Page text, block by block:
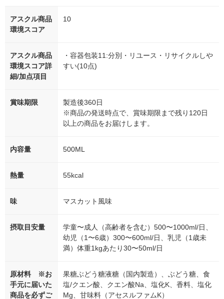
アスクル商品
環境スコア
10
アスクル商品
環境スコア詳
細/加点項目
・容器包装11:分別・リユース・リサイクルしや
すい(10点)
賞味期限
製造後360日
※商品の発送時点で、賞味期限まで残り120日
以上の商品をお届けします。
内容量 500ML
熱量 55kcal
味 マスカット風味
摂取目安量
学童〜成人（高齢者を含む）500〜1000ml/日、
幼児（1〜6歳）300〜600ml/日、乳児（1歳未
満）体重1kgあたり30〜50ml/日
原材料 ※お
手元に届いた
商品を必ずご
果糖ぶどう糖液糖（国内製造）、ぶどう糖、食
塩/クエン酸、クエン酸Na、塩化K、香料、塩化
Mg、甘味料（アセスルファムK）